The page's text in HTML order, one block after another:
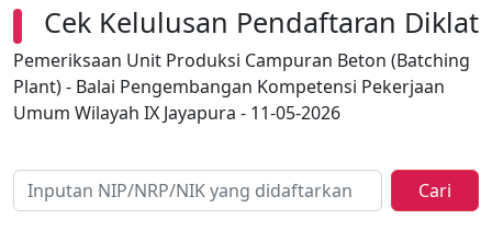
Cek Kelulusan Pendaftaran Diklat
Pemeriksaan Unit Produksi Campuran Beton (Batching
Plant) - Balai Pengembangan Kompetensi Pekerjaan
Umum Wilayah IX Jayapura - 11-05-2026
Cari